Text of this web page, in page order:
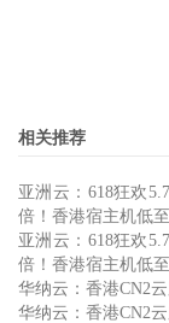
相关推荐
亚洲云：618狂欢
倍！香港宿主机低至
亚洲云：618狂欢
倍！香港宿主机低至
华纳云：香港CN2
华纳云：香港CN2